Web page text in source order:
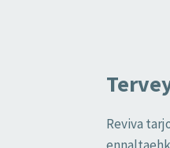
Reviva